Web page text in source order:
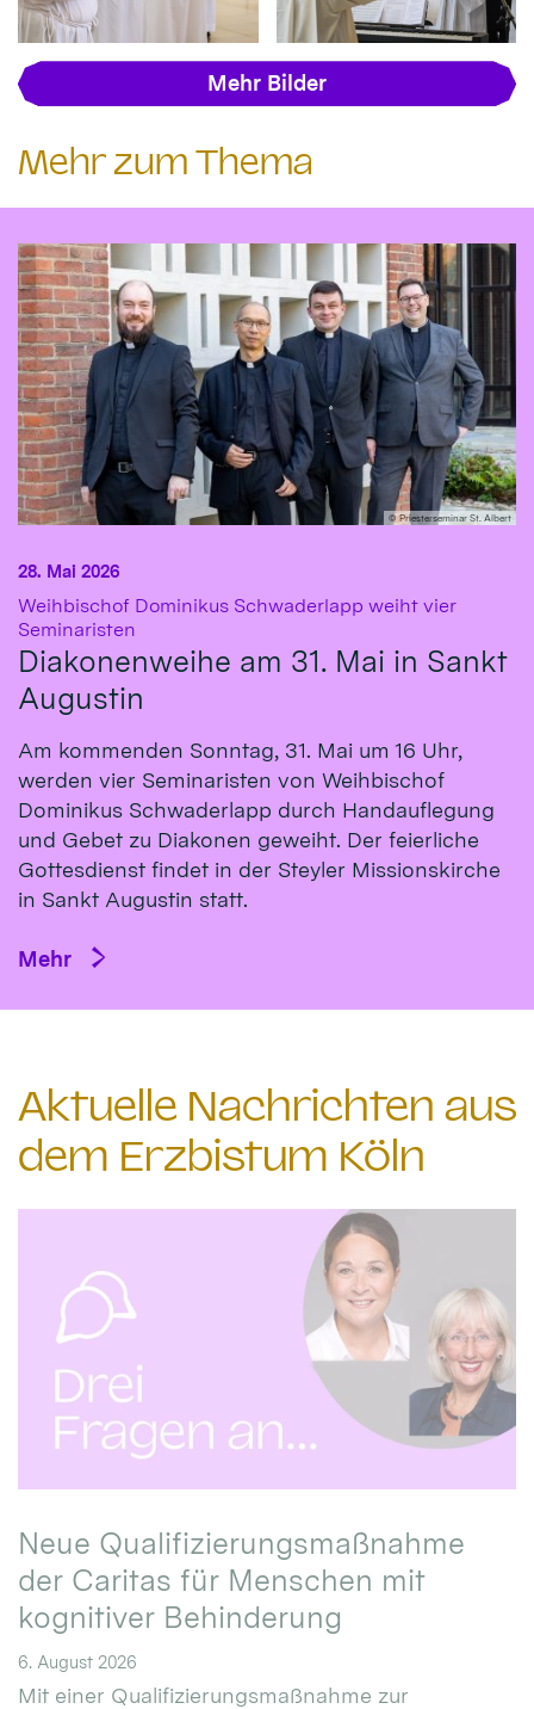
Mehr Bilder
Mehr zum Thema
© Priesterseminar St. Albert
Weihbischof Dominikus Schwaderlapp weiht vier
Seminaristen
Diakonenweihe am 31. Mai in Sankt
Augustin
28. Mai 2026
Am kommenden Sonntag, 31. Mai um 16 Uhr,
werden vier Seminaristen von Weihbischof
Dominikus Schwaderlapp durch Handauflegung
und Gebet zu Diakonen geweiht. Der feierliche
Gottesdienst findet in der Steyler Missionskirche
in Sankt Augustin statt.
Mehr
Aktuelle Nachrichten aus
dem Erzbistum Köln
Neue Qualifizierungsmaßnahme
der Caritas für Menschen mit
kognitiver Behinderung
6. August 2026
Mit einer Qualifizierungsmaßnahme zur